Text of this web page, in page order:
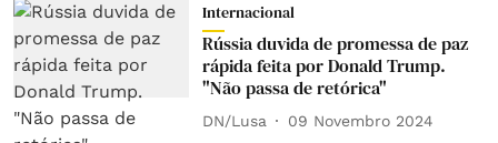
Internacional
Rússia duvida de promessa de paz
rápida feita por Donald Trump.
"Não passa de retórica"
DN/Lusa 09 Novembro 2024